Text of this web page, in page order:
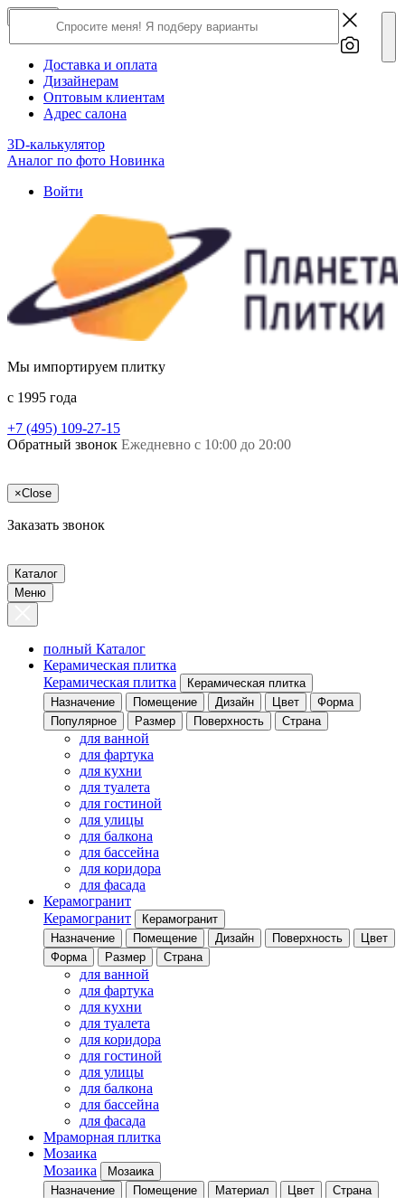
О компании
Доставка и оплата
Дизайнерам
Оптовым клиентам
Адрес салона
3D-калькулятор
Аналог по фото Новинка
Войти
Мы импортируем плитку
c 1995 года
+7 (495) 109-27-15
Обратный звонок Ежедневно с 10:00 до 20:00
×Close
Заказать звонок
Каталог
Меню
полный Каталог
Керамическая плитка
Керамическая плитка
Керамическая плитка
Назначение
Помещение Дизайн Цвет
Форма
Популярное
Размер Поверхность Страна
для ванной
для фартука
для кухни
для туалета
для гостиной
для улицы
для балкона
для бассейна
для коридора
для фасада
Керамогранит
Керамогранит
Керамогранит
Назначение
Помещение Дизайн Поверхность
Цвет
Форма
Размер Страна
для ванной
для фартука
для кухни
для туалета
для коридора
для гостиной
для улицы
для балкона
для бассейна
для фасада
Мраморная плитка
Мозаика
Мозаика
Мозаика
Назначение
Помещение Материал Цвет Страна